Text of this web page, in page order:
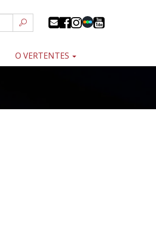
O VERTENTES